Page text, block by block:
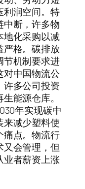
利润空间。特
中断，许多物
地化采购以减
严格。碳排放
节机制要求进
对中国物流公
多公司投资
能源仓库。
年实现碳中
减少塑料使
痛点。物流行
会管理，但
者薪资上涨